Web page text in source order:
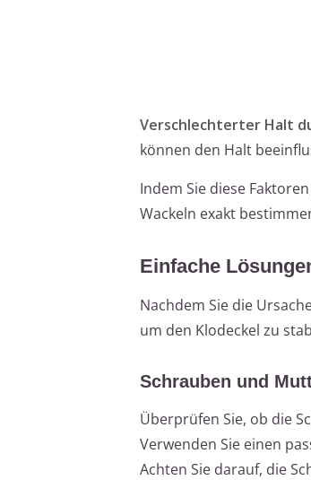
Verschlechterter Halt
können den Halt
Indem Sie diese
Wackeln exakt
Einfache
Nachdem Sie die
um den Klodeckel zu
Schrauben und
Überprüfen Sie, ob die
Verwenden Sie einen
Achten Sie darauf, die